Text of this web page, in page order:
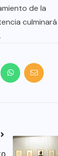
de la
culminará